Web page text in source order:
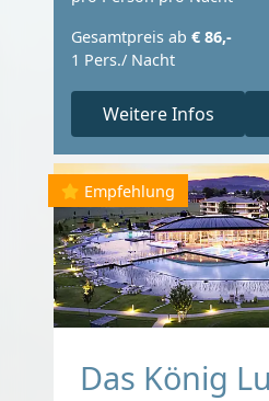
Gesamtpreis ab € 86,-
1 Pers./ Nacht
Weitere Infos
Empfehlung
Das König